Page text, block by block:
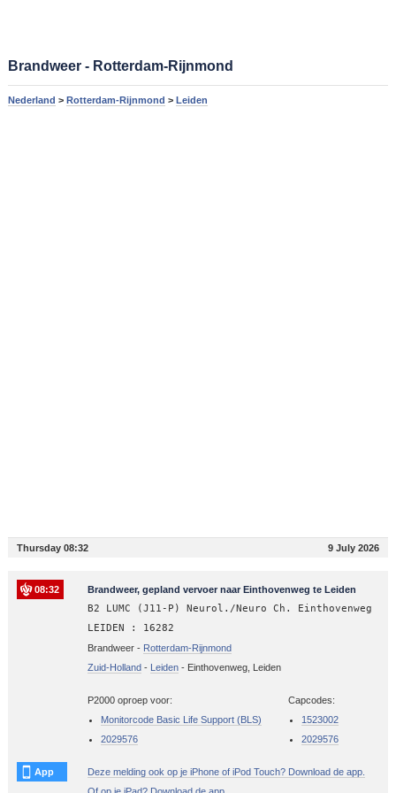
Brandweer - Rotterdam-Rijnmond
Nederland > Rotterdam-Rijnmond > Leiden
Thursday 08:32 9 July 2026
08:32 Brandweer, gepland vervoer naar Einthovenweg te Leiden
B2 LUMC (J11-P) Neurol./Neuro Ch. Einthovenweg
LEIDEN : 16282
Brandweer - Rotterdam-Rijnmond
Zuid-Holland- Leiden- Einthovenweg, Leiden
P2000 oproep voor:
Monitorcode Basic Life Support (BLS)
2029576
Capcodes:
1523002
2029576
App
Deze melding ook op je iPhone of iPod Touch? Download de app.